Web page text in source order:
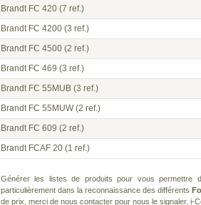
Brandt FC 420 (7 ref.)
Brandt FC 4200 (3 ref.)
Brandt FC 4500 (2 ref.)
Brandt FC 469 (3 ref.)
Brandt FC 55MUB (3 ref.)
Brandt FC 55MUW(2 ref.)
Brandt FC 609 (2 ref.)
Brandt FCAF 20 (1 ref.)
Générer les listes de produits pour vous permettre
particulièrement dans la reconnaissance des différents
de prix, merci denous contacter pour nous le signaler. i-